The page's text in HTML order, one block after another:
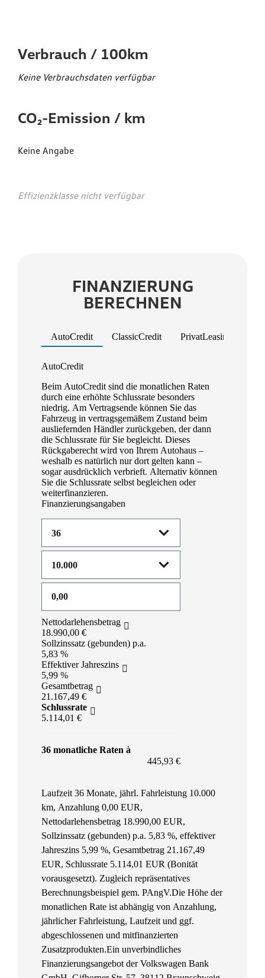
Verbrauch / 100km
Keine Verbrauchsdaten verfügbar
CO₂-Emission / km
Keine Angabe
Effizienzklasse nicht verfügbar
FINANZIERUNG
BERECHNEN
AutoCredit ClassicCredit PrivatLeasing
AutoCredit
Beim AutoCredit sind die monatlichen Raten
durch eine erhöhte Schlussrate besonders
niedrig. Am Vertragsende können Sie das
Fahrzeug in vertragsgemäßem Zustand beim
ausliefernden Händler zurückgeben, der dann
die Schlussrate für Sie begleicht. Dieses
Rückgaberecht wird von Ihrem Autohaus –
weshalb es natürlich nur dort gelten kann –
sogar ausdrücklich verbrieft. Alternativ können
Sie die Schlussrate selbst begleichen oder
weiterfinanzieren.
Finanzierungsangaben
Nettodarlehensbetrag
18.990,00 €
Sollzinssatz (gebunden) p.a.
5,83 %
Effektiver Jahreszins
5,99 %
Gesamtbetrag
21.167,49 €
Schlussrate
5.114,01 €
36 monatliche Raten à
445,93 €
Laufzeit 36 Monate, jährl. Fahrleistung 10.000
km, Anzahlung 0,00 EUR,
Nettodarlehensbetrag 18.990,00 EUR,
Sollzinssatz (gebunden) p.a. 5,83 %, effektiver
Jahreszins 5,99 %, Gesamtbetrag 21.167,49
EUR, Schlussrate 5.114,01 EUR (Bonität
vorausgesetzt). Zugleich repräsentatives
Berechnungsbeispiel gem. PAngV.Die Höhe der
monatlichen Rate ist abhängig von Anzahlung,
jährlicher Fahrleistung, Laufzeit und ggf.
abgeschlossenen und mitfinanzierten
Zusatzprodukten.Ein unverbindliches
Finanzierungsangebot der Volkswagen Bank